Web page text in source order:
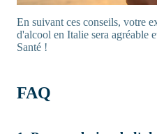
En suivant ces conseils, votre
d'alcool en Italie sera agréable
Santé !
FAQ